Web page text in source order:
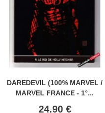
DAREDEVIL (100% MARVEL /
MARVEL FRANCE - 1°...
Prix
24,90 €